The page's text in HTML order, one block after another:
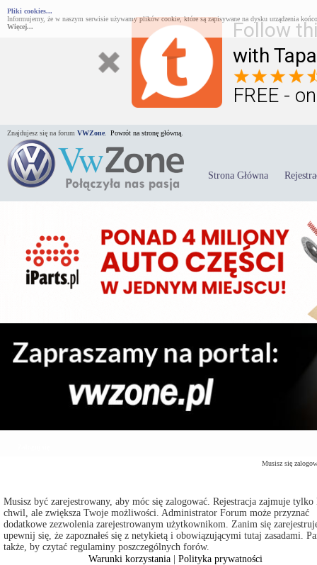
Follow
with
FREE -
Pliki cookies...
Informujemy, że w naszym serwisie używamy plików cookie, które są zapisywane na dysku urządzenia
Więcej...
Znajdujesz się na forum VWZone Powrót na stronę główną.
Strona Główna
Musisz się
Musisz być zarejestrowany, aby móc się zalogować. Rejestracja zajmuje
chwil, ale zwiększa Twoje możliwości. Administrator Forum może przyznać
dodatkowe zezwolenia zarejestrowanym użytkownikom. Zanim się
upewnij się, że zapoznałeś się z netykietą i obowiązującymi tutaj zasadami.
także, by czytać regulaminy poszczególnych forów.
Warunki korzystania |Polityka prywatności